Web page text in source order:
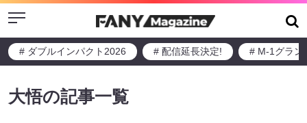
Menu
# ダブルインパクト2026 # 配信延長決定! # M-1グラン
大悟の記事一覧